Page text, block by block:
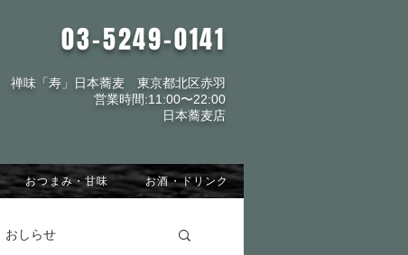
禅味「寿」日本蕎麦 東京都北区赤羽
営業時間:11:00〜22:00
日本蕎麦店
03-5249-0141
おつまみ・甘味 お酒・ドリンク
おしらせ